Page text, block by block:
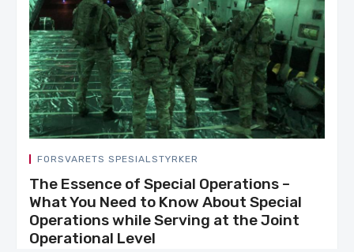
FORSVARETS SPESIALSTYRKER
The Essence of Special Operations –
What You Need to Know About Special
Operations while Serving at the Joint
Operational Level